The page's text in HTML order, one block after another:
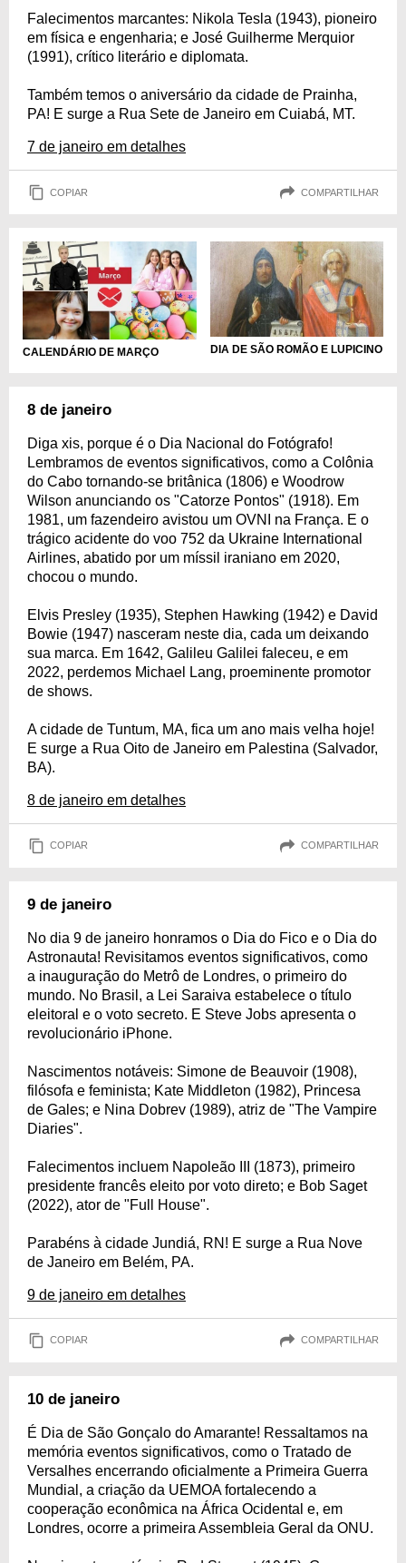
Falecimentos marcantes: Nikola Tesla (1943), pioneiro
em física e engenharia; e José Guilherme Merquior
(1991), crítico literário e diplomata.
Também temos o aniversário da cidade de Prainha,
PA! E surge a Rua Sete de Janeiro em Cuiabá, MT.
7 de janeiro em detalhes
COPIAR COMPARTILHAR
CALENDÁRIO DE MARÇO DIA DE SÃO ROMÃO E LUPICINO
8 de janeiro
Diga xis, porque é o Dia Nacional do Fotógrafo!
Lembramos de eventos significativos, como a Colônia
do Cabo tornando-se britânica (1806) e Woodrow
Wilson anunciando os "Catorze Pontos" (1918). Em
1981, um fazendeiro avistou um OVNI na França. E o
trágico acidente do voo 752 da Ukraine International
Airlines, abatido por um míssil iraniano em 2020,
chocou o mundo.
Elvis Presley (1935), Stephen Hawking (1942) e David
Bowie (1947) nasceram neste dia, cada um deixando
sua marca. Em 1642, Galileu Galilei faleceu, e em
2022, perdemos Michael Lang, proeminente promotor
de shows.
A cidade de Tuntum, MA, fica um ano mais velha hoje!
E surge a Rua Oito de Janeiro em Palestina (Salvador,
BA).
8 de janeiro em detalhes
COPIAR COMPARTILHAR
9 de janeiro
No dia 9 de janeiro honramos o Dia do Fico e o Dia do
Astronauta! Revisitamos eventos significativos, como
a inauguração do Metrô de Londres, o primeiro do
mundo. No Brasil, a Lei Saraiva estabelece o título
eleitoral e o voto secreto. E Steve Jobs apresenta o
revolucionário iPhone.
Nascimentos notáveis: Simone de Beauvoir (1908),
filósofa e feminista; Kate Middleton (1982), Princesa
de Gales; e Nina Dobrev (1989), atriz de "The Vampire
Diaries".
Falecimentos incluem Napoleão III (1873), primeiro
presidente francês eleito por voto direto; e Bob Saget
(2022), ator de "Full House".
Parabéns à cidade Jundiá, RN! E surge a Rua Nove
de Janeiro em Belém, PA.
9 de janeiro em detalhes
COPIAR COMPARTILHAR
10 de janeiro
É Dia de São Gonçalo do Amarante! Ressaltamos na
memória eventos significativos, como o Tratado de
Versalhes encerrando oficialmente a Primeira Guerra
Mundial, a criação da UEMOA fortalecendo a
cooperação econômica na África Ocidental e, em
Londres, ocorre a primeira Assembleia Geral da ONU.